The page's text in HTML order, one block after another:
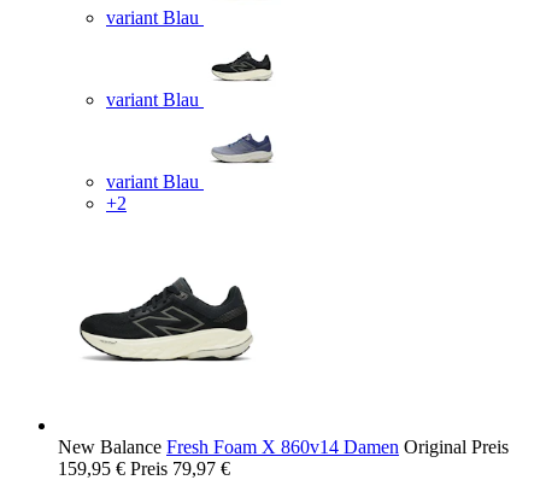
variant Blau
variant Blau
variant Blau
+2
New Balance Fresh Foam X 860v14 Damen Original Preis
159,95 € Preis 79,97 €